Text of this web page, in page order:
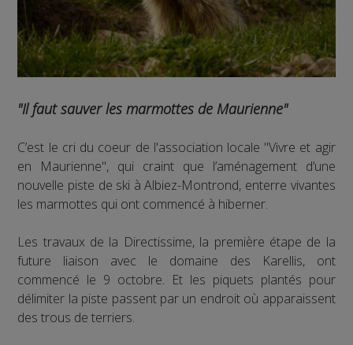
"Il faut sauver les marmottes de Maurienne"
C’est le cri du coeur de l'association locale "Vivre et agir
en Maurienne", qui craint que l’aménagement d’une
nouvelle piste de ski à Albiez-Montrond, enterre vivantes
les marmottes qui ont commencé à hiberner.
Les travaux de la Directissime, la première étape de la
future liaison avec le domaine des Karellis, ont
commencé le 9 octobre. Et les piquets plantés pour
délimiter la piste passent par un endroit où apparaissent
des trous de terriers.